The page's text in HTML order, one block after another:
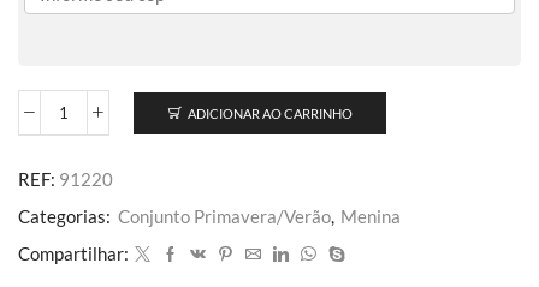
ADICIONAR AO CARRINHO
REF: 91220
Categorias: Conjunto Primavera/Verão, Menina
Compartilhar: